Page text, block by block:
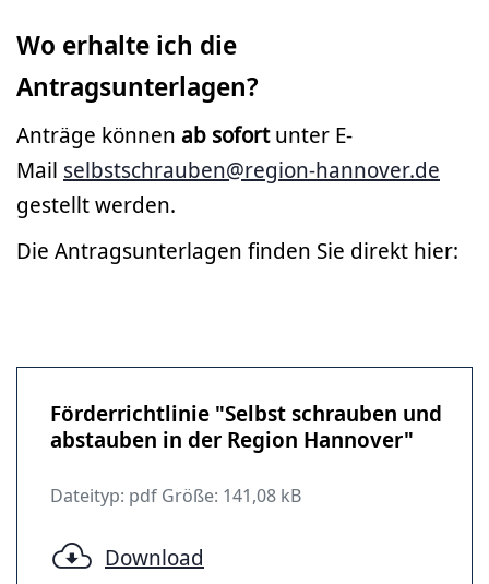
Wo erhalte ich die
Antragsunterlagen?
Anträge können ab sofortunter E-
Mail selbstschrauben@region-hannover.de
gestellt werden.
Die Antragsunterlagen finden Sie direkt hier:
Förderrichtlinie "Selbst schrauben und
abstauben in der Region Hannover"
Dateityp: pdf Größe: 141,08 kB
Download